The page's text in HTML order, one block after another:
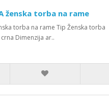
ženska torba na rame
torba na rame Tip Ženska torba
Dimenzija ar..